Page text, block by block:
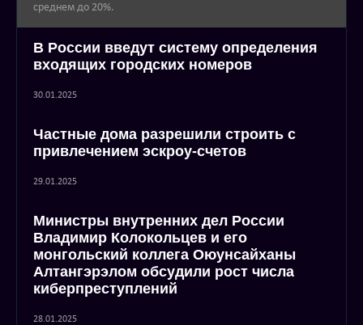
среднем до 20%.
В России введут систему определения
входящих городских номеров
30.01.2025
Частные дома разрешили строить с
привлечением эскроу-счетов
29.01.2025
Министры внутренних дел России
Владимир Колокольцев и его
монгольский коллега Оюунсайханы
Алтангэрэлом обсудили рост числа
киберпреступлений
28.01.2025